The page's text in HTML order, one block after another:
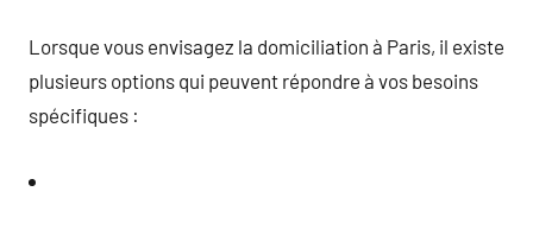
Lorsque vous envisagez la domiciliation à Paris, il existe
plusieurs options qui peuvent répondre à vos besoins
spécifiques :